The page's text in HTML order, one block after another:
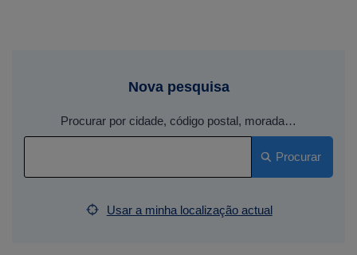
Nova pesquisa
Procurar por cidade, código postal, morada…
Procurar
Usar a minha localização actual